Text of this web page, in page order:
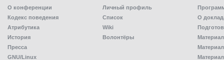
О конференции
Кодекс поведения
Атрибутика
История
Пресса
GNU/Linux
Личный профиль
Список
Wiki
Волонтёры
О